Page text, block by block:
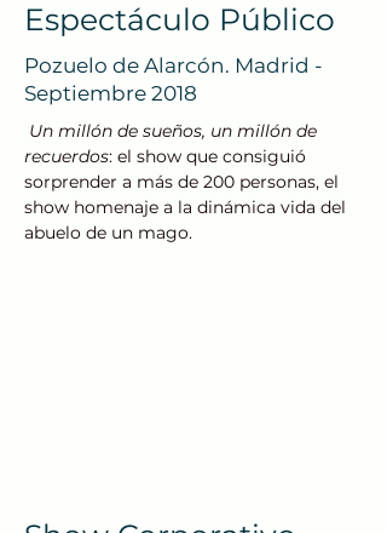
Espectáculo Público
Pozuelo de Alarcón. Madrid -
Septiembre 2018
Un millón de sueños, un millón de
recuerdos: el show que consiguió
sorprender a más de 200 personas, el
show homenaje a la dinámica vida del
abuelo de un mago.